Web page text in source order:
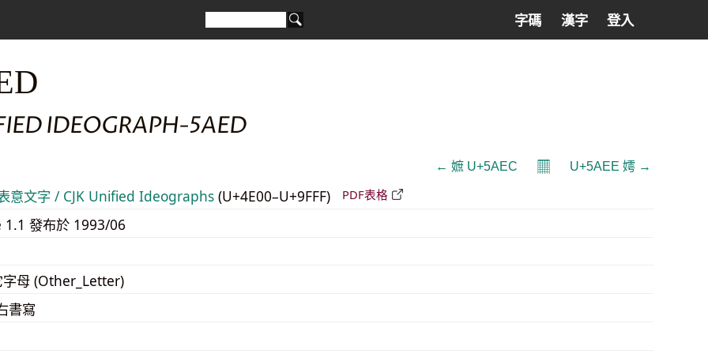
字碼 漢字 登入
IDEOGRAPH-5AED
← 嫬 U+5AEC 𝄜 U+5AEE 嫮 →
意文字 / CJK Unified Ideographs (U+4E00–U+9FFF) PDF表格
發布於 1993/06
母 (Other_Letter)
書寫